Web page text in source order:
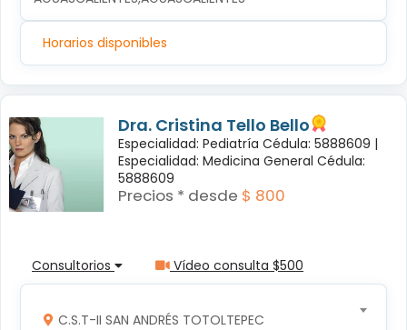
Horarios disponibles
Dra. Cristina Tello Bello
Especialidad: Pediatría Cédula: 5888609 |
Especialidad: Medicina General Cédula:
5888609
Precios * desde $ 800
Consultorios Vídeo consulta $500
C.S.T-II SAN ANDRÉS TOTOLTEPEC